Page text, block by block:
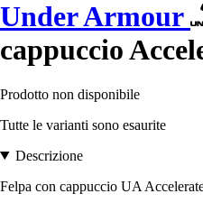
Under Armour
cappuccio
Prodotto non disponibile
Tutte le varianti sono esaurite
Descrizione
Felpa con cappuccio UA